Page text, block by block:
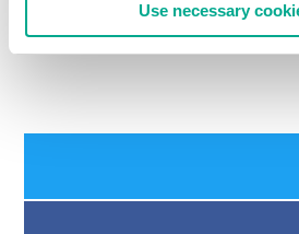
Use necessary